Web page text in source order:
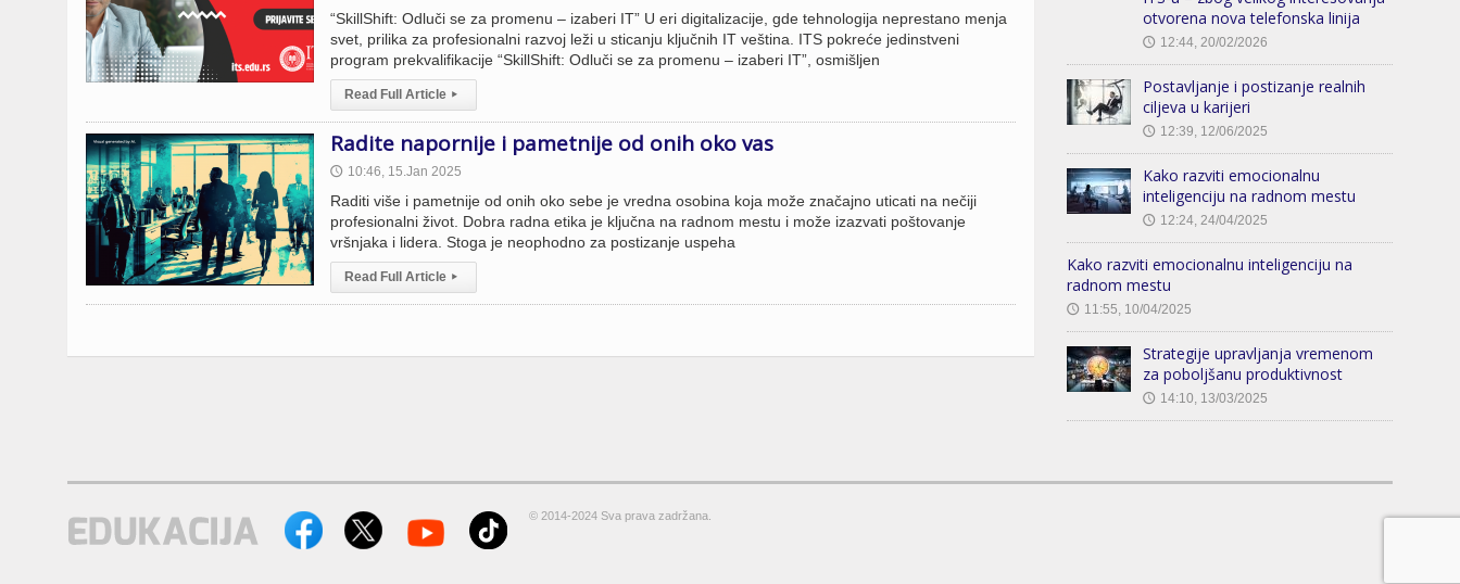
“SkillShift: Odluči se za promenu – izaberi IT” U eri digitalizacije, gde tehnologija neprestano menja
svet, prilika za profesionalni razvoj leži u sticanju ključnih IT veština. ITS pokreće jedinstveni
program prekvalifikacije “SkillShift: Odluči se za promenu – izaberi IT”, osmišljen
Read Full Article ▸
Radite napornije i pametnije od onih oko vas
🕔 10:46, 15.Jan 2025
Raditi više i pametnije od onih oko sebe je vredna osobina koja može značajno uticati na nečiji
profesionalni život. Dobra radna etika je ključna na radnom mestu i može izazvati poštovanje
vršnjaka i lidera. Stoga je neophodno za postizanje uspeha
Read Full Article ▸
otvorena nova telefonska linija
🕔 12:44, 20/02/2026
Postavljanje i postizanje realnih
ciljeva u karijeri
🕔 12:39, 12/06/2025
Kako razviti emocionalnu
inteligenciju na radnom mestu
🕔 12:24, 24/04/2025
Kako razviti emocionalnu inteligenciju na
radnom mestu
🕔 11:55, 10/04/2025
Strategije upravljanja vremenom
za poboljšanu produktivnost
🕔 14:10, 13/03/2025
© 2014-2024 Sva prava zadržana.